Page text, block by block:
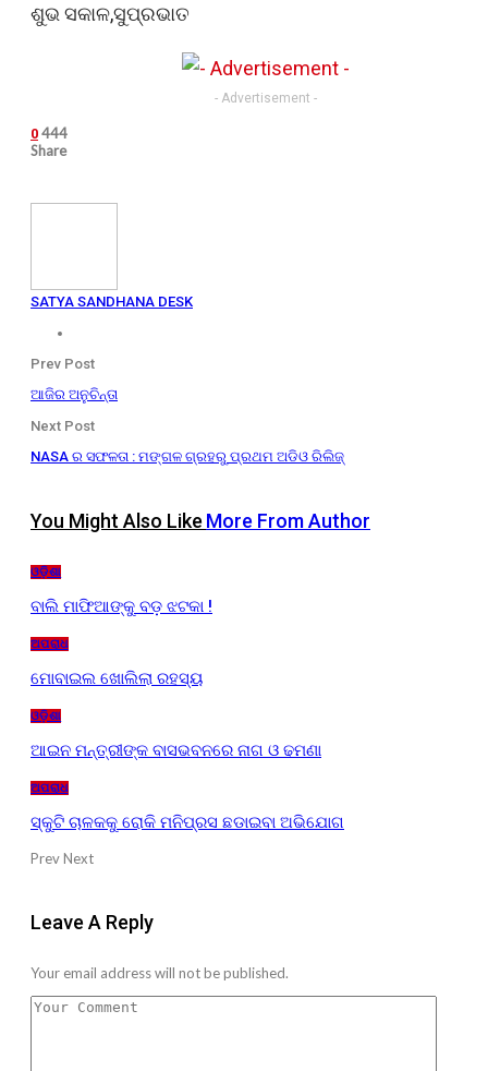
ଶୁଭ ସକାଳ,ସୁପ୍ରଭାତ
- Advertisement -
0 444
Share
SATYA SANDHANA DESK
Prev Post
ଆଜିର ଅନୁଚିନ୍ତା
Next Post
NASA ର ସଫଳତା : ମଙ୍ଗଳ ଗ୍ରହରୁ ପ୍ରଥମ ଅଡିଓ ରିଲିଜ୍
You Might Also Like More From Author
ଓଡ଼ିଶା
ବାଲି ମାଫିଆଙ୍କୁ ବଡ଼ ଝଟକା !
ଅପରାଧ
ମୋବାଇଲ ଖୋଲିଲା ରହସ୍ୟ
ଓଡ଼ିଶା
ଆଇନ ମନ୍ତ୍ରୀଙ୍କ ବାସଭବନରେ ନାଗ ଓ ଢମଣା
ଅପରାଧ
ସ୍କୁଟି ଚାଳକକୁ ରୋକି ମନିପ୍ରସ ଛଡାଇବା ଅଭିଯୋଗ
PrevNext
Leave A Reply
Your email address will not be published.